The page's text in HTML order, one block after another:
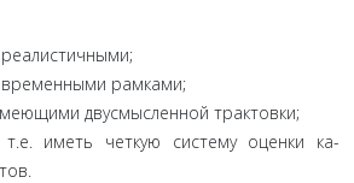
рамками;
двусмысленной трактовки;
т.е. иметь четкую систему оценки ка­